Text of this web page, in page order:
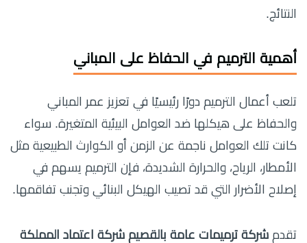
النتائج.
أهمية الترميم في الحفاظ على المباني
تلعب أعمال الترميم دورًا رئيسيًا في تعزيز عمر المباني
والحفاظ على هيكلها ضد العوامل البيئية المتغيرة. سواء
كانت تلك العوامل ناجمة عن الزمن أو الكوارث الطبيعية مثل
الأمطار، الرياح، والحرارة الشديدة، فإن الترميم يسهم في
إصلاح الأضرار التي قد تصيب الهيكل البنائي وتجنب تفاقمها.
تقدم شركة ترميمات عامة بالقصيم شركة اعتماد المملكة